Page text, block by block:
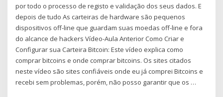
por todo o processo de registo e validação dos seus dados. E
depois de tudo As carteiras de hardware são pequenos
dispositivos off-line que guardam suas moedas off-line e fora
do alcance de hackers Vídeo-Aula Anterior Como Criar e
Configurar sua Carteira Bitcoin: Este vídeo explica como
comprar bitcoins e onde comprar bitcoins. Os sites citados
neste vídeo são sites confiáveis onde eu já comprei Bitcoins e
recebi sem problemas, porém, não posso garantir que os …